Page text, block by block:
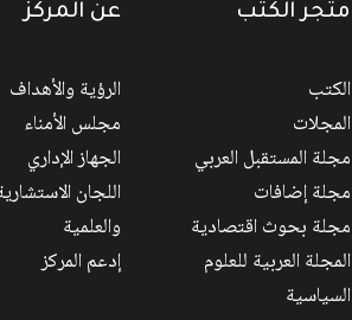
متجر الكتب
الكتب
المجلات
مجلة المستقبل العربي
مجلة إضافات
مجلة بحوث اقتصادية
المجلة العربية للعلوم
السياسية
عن المركز
الرؤية والأهداف
مجلس الأمناء
الجهاز الإداري
اللجان
والعلمية
إدعم المركز